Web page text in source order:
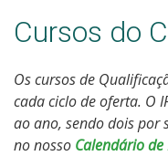
Cursos do
Os cursos de
cada ciclo de oferta. O
ao ano, sendo dois por
no nosso Calendário de